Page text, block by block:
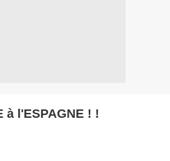
à l'ESPAGNE ! !